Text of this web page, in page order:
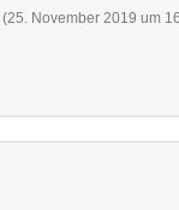
(25. November 2019 um